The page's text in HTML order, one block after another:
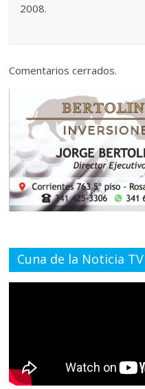
2008.
Comentarios cerrados.
Cuna de la Noticia TV